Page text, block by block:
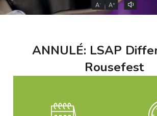
A- A+
ANNULÉ: LSAP
Rousefest